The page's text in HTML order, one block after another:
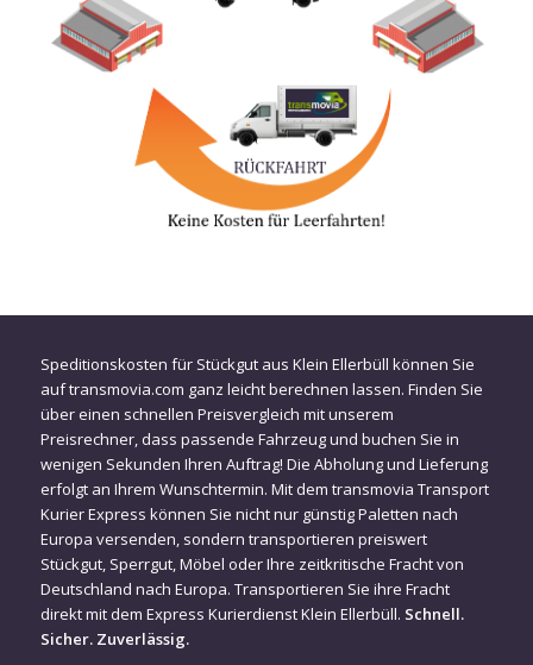
Speditionskosten für Stückgut aus Klein Ellerbüll können Sie
auf transmovia.com ganz leicht berechnen lassen. Finden Sie
über einen schnellen Preisvergleich mit unserem
Preisrechner, dass passende Fahrzeug und buchen Sie in
wenigen Sekunden Ihren Auftrag! Die Abholung und Lieferung
erfolgt an Ihrem Wunschtermin. Mit dem transmovia Transport
Kurier Express können Sie nicht nur günstig Paletten nach
Europa versenden, sondern transportieren preiswert
Stückgut, Sperrgut, Möbel oder Ihre zeitkritische Fracht von
Deutschland nach Europa. Transportieren Sie ihre Fracht
direkt mit dem Express Kurierdienst Klein Ellerbüll. Schnell.
Sicher. Zuverlässig.